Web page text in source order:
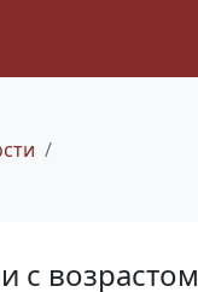
с возрастом